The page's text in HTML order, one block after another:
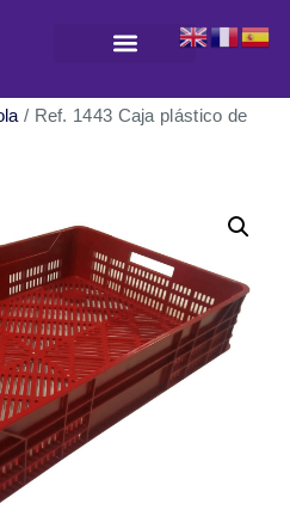
/ Ref. 1443 Caja plástico de